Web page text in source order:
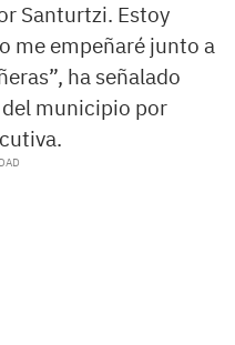
Santurtzi. Estoy
me empeñaré junto a
ha señalado
municipio por